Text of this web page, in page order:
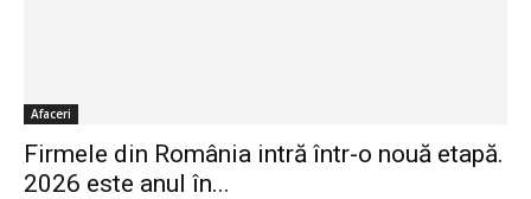
Afaceri
Firmele din România intră într-o nouă etapă.
2026 este anul în...